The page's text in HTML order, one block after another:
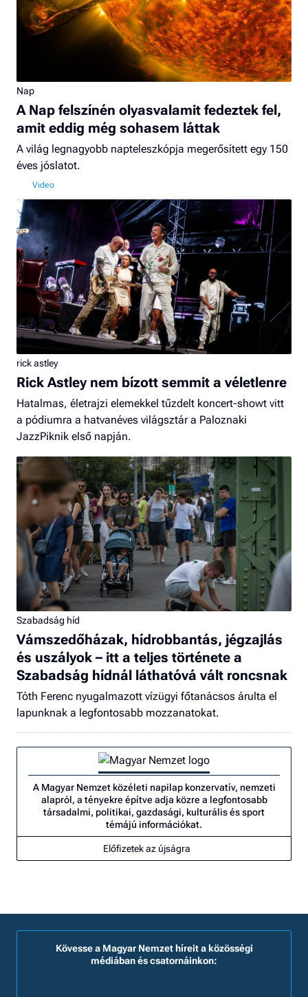
Nap
A Nap felszínén olyasvalamit fedeztek fel,
amit eddig még sohasem láttak
A világ legnagyobb napteleszkópja megerősített egy 150
éves jóslatot.
rick astley
Rick Astley nem bízott semmit a véletlenre
Hatalmas, életrajzi elemekkel tűzdelt koncert-showt vitt
a pódiumra a hatvanéves világsztár a Paloznaki
JazzPiknik első napján.
Szabadság híd
Vámszedőházak, hídrobbantás, jégzajlás
és uszályok – itt a teljes története a
Szabadság hídnál láthatóvá vált roncsnak
Tóth Ferenc nyugalmazott vízügyi főtanácsos árulta el
lapunknak a legfontosabb mozzanatokat.
A Magyar Nemzet közéleti napilap konzervatív, nemzeti
alapról, a tényekre építve adja közre a legfontosabb
társadalmi, politikai, gazdasági, kulturális és sport
témájú információkat.
Előfizetek az újságra
Kövesse a Magyar Nemzet híreit a közösségi
médiában és csatornáinkon: